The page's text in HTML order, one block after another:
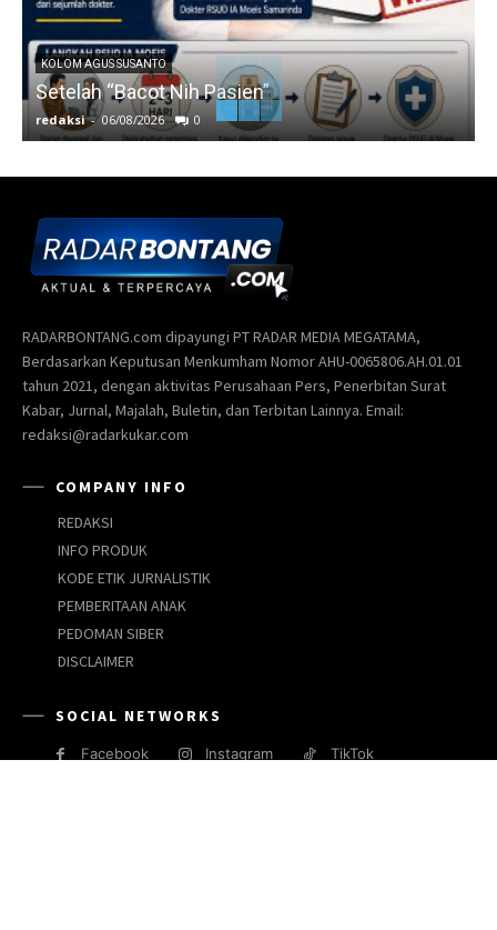
KOLOM AGUS SUSANTO
Setelah “Bacot Nih Pasien”
redaksi - 06/08/2026 0
RADARBONTANG.com dipayungi PT RADAR MEDIA MEGATAMA,
Berdasarkan Keputusan Menkumham Nomor AHU-0065806.AH.01.01
tahun 2021, dengan aktivitas Perusahaan Pers, Penerbitan Surat
Kabar, Jurnal, Majalah, Buletin, dan Terbitan Lainnya. Email:
redaksi@radarkukar.com
COMPANY INFO
REDAKSI
INFO PRODUK
KODE ETIK JURNALISTIK
PEMBERITAAN ANAK
PEDOMAN SIBER
DISCLAIMER
SOCIAL NETWORKS
Facebook Instagram TikTok